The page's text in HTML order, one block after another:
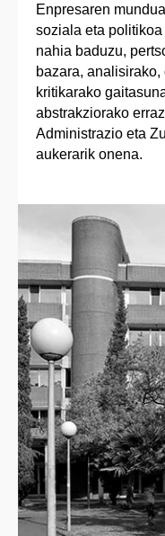
Enpresaren
soziala eta
nahia baduzu,
bazara,
kritikarako
abstrakziorako
Administrazio eta
aukerarik onena.